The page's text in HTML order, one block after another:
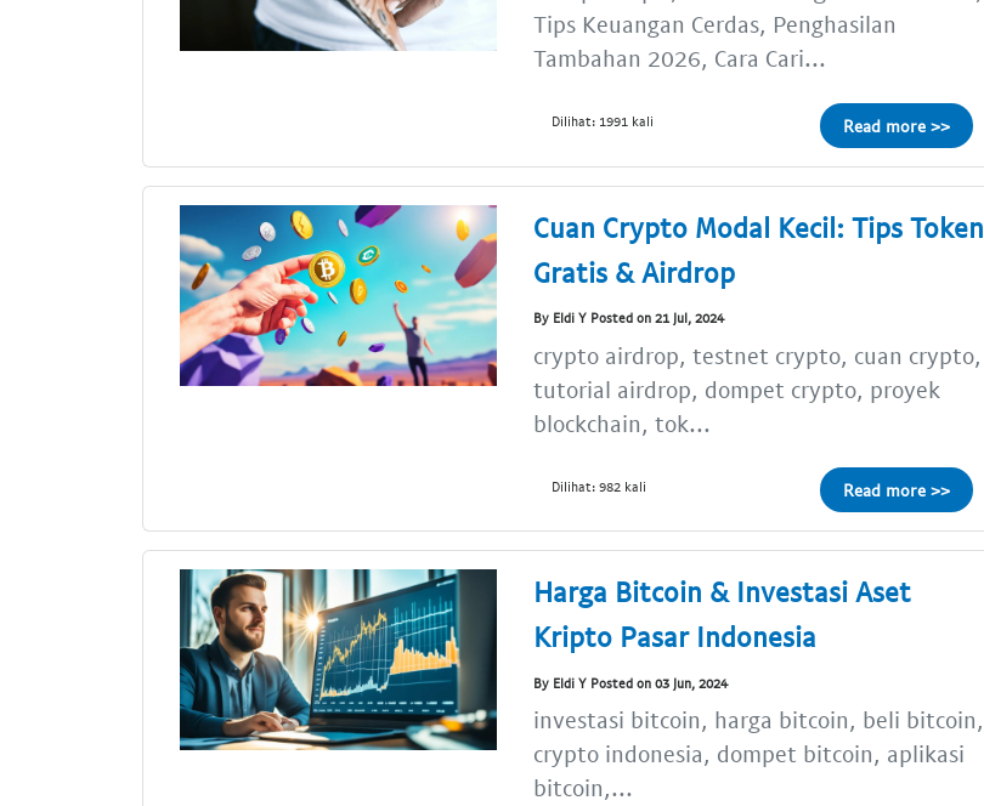
Tips Keuangan Cerdas, Penghasilan
Tambahan 2026, Cara Cari...
Dilihat: 1991 kali Read more >>
Cuan Crypto Modal Kecil: Tips Token
Gratis & Airdrop
By Eldi Y Posted on 21 Jul, 2024
crypto airdrop, testnet crypto, cuan crypto,
tutorial airdrop, dompet crypto, proyek
blockchain, tok...
Dilihat: 982 kali Read more >>
Harga Bitcoin & Investasi Aset
Kripto Pasar Indonesia
By Eldi Y Posted on 03 Jun, 2024
investasi bitcoin, harga bitcoin, beli bitcoin,
crypto indonesia, dompet bitcoin, aplikasi
bitcoin,...